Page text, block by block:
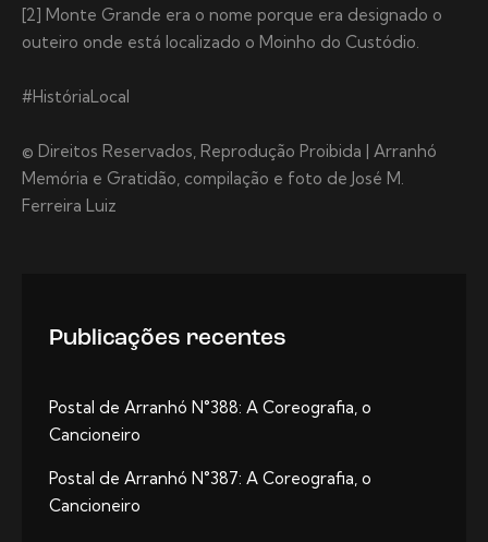
[2] Monte Grande era o nome porque era designado o
outeiro onde está localizado o Moinho do Custódio.
#HistóriaLocal
© Direitos Reservados, Reprodução Proibida | Arranhó
Memória e Gratidão, compilação e foto de José M.
Ferreira Luiz
Publicações recentes
Postal de Arranhó N°388: A Coreografia, o
Cancioneiro
Postal de Arranhó N°387: A Coreografia, o
Cancioneiro